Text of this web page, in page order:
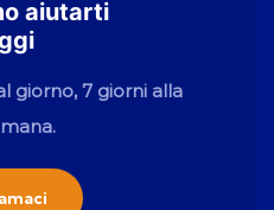
aiutarti
giorno, 7 giorni alla